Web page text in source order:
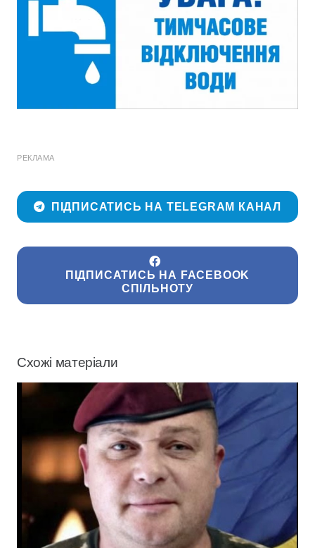
РЕКЛАМА
ПІДПИСАТИСЬ НА TELEGRAM КАНАЛ
ПІДПИСАТИСЬ НА FACEBOOK
СПІЛЬНОТУ
Схожі матеріали